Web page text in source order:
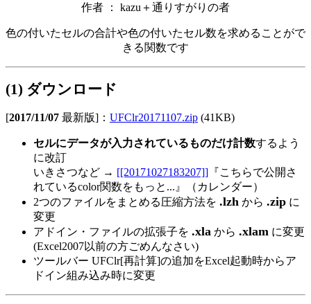
作者 ： kazu＋通りすがりの者
色の付いたセルの合計や色の付いたセル数を求めることがで
きる関数です
(1) ダウンロード
[2017/11/07 最新版]： UFClr20171107.zip (41KB)
セルにデータが入力されているものだけ計数するよう
に改訂
いきさつなど → [[20171027183207]] 『こちらで公開さ
れているcolor関数をもっと...』（カレンダー）
2つのファイルをまとめる圧縮方法を .lzh から .zip に
変更
アドイン・ファイルの拡張子を .xla から .xlam に変更
(Excel2007以前の方ごめんなさい)
ツールバー UFClr[再計算]の追加をExcel起動時からア
ドイン組み込み時に変更